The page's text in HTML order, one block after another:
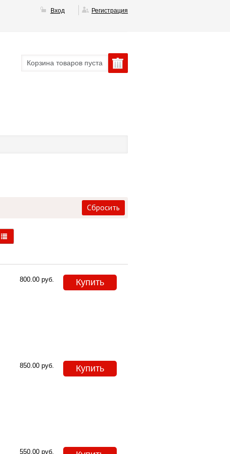
Вход Регистрация
Корзина товаров пуста
Сбросить
800.00 руб. Купить
850.00 руб. Купить
550.00 руб.